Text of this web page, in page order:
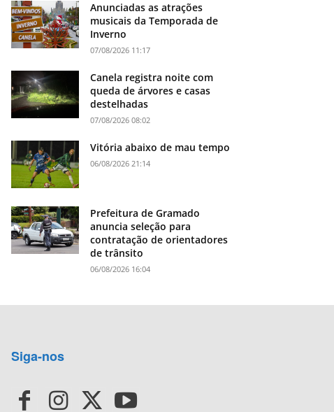
Anunciadas as atrações
musicais da Temporada de
Inverno
07/08/2026 11:17
Canela registra noite com
queda de árvores e casas
destelhadas
07/08/2026 08:02
Vitória abaixo de mau tempo
06/08/2026 21:14
Prefeitura de Gramado
anuncia seleção para
contratação de orientadores
de trânsito
06/08/2026 16:04
Siga-nos